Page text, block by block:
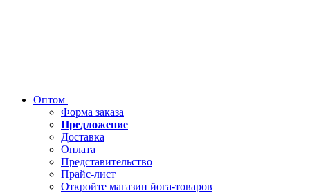
Оптом
Форма заказа
Предложение
Доставка
Оплата
Представительство
Прайс-лист
Откройте магазин йога-товаров